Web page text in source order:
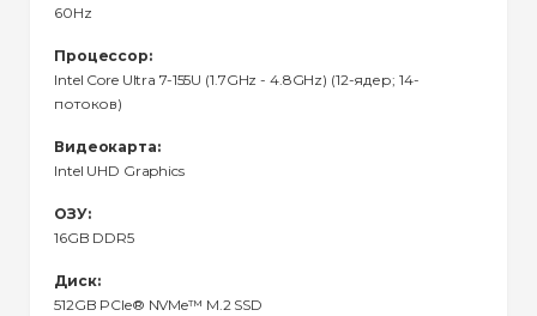
60Hz
Процессор:
Intel Core Ultra 7-155U (1.7GHz - 4.8GHz) (12-ядер; 14-
потоков)
Видеокарта:
Intel UHD Graphics
ОЗУ:
16GB DDR5
Диск:
512GB PCIe® NVMe™ M.2 SSD